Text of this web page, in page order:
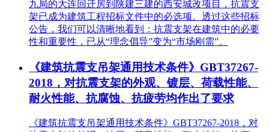
九局的大连回迁房到陕建三建的西安城改项目，抗震支
架已成为建筑工程招标文件中的必选项。透过这些招标
公告，我们可以清晰地看到：抗震支架在建筑中的必要
性和重要性，已从“理念倡导”变为“市场刚需”。
《建筑抗震支吊架通用技术条件》GBT37267-
2018，对抗震支架的外观、镀层、荷载性能、
耐火性能、抗腐蚀、抗疲劳均作出了要求
《建筑抗震支吊架通用技术条件》GBT37267-2018，对